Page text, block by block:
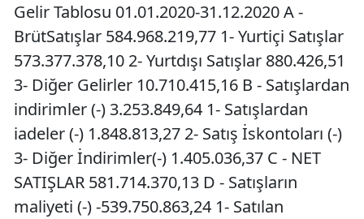
Gelir Tablosu 01.01.2020-31.12.2020 A -
BrütSatışlar 584.968.219,77 1- Yurtiçi Satışlar
573.377.378,10 2- Yurtdışı Satışlar 880.426,51
3- Diğer Gelirler 10.710.415,16 B - Satışlardan
indirimler (-) 3.253.849,64 1- Satışlardan
iadeler (-) 1.848.813,27 2- Satış İskontoları (-)
3- Diğer İndirimler(-) 1.405.036,37 C - NET
SATIŞLAR 581.714.370,13 D - Satışların
maliyeti (-) -539.750.863,24 1- Satılan